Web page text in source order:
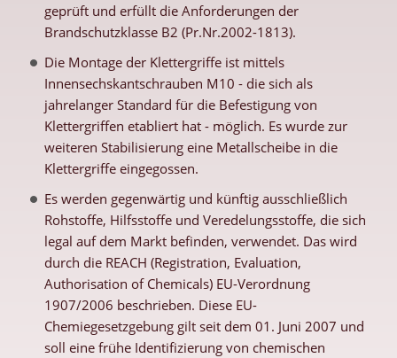
geprüft und erfüllt die Anforderungen der
Brandschutzklasse B2 (Pr.Nr.2002-1813).
Die Montage der Klettergriffe ist mittels
Innensechskantschrauben M10 - die sich als
jahrelanger Standard für die Befestigung von
Klettergriffen etabliert hat - möglich. Es wurde zur
weiteren Stabilisierung eine Metallscheibe in die
Klettergriffe eingegossen.
Es werden gegenwärtig und künftig ausschließlich
Rohstoffe, Hilfsstoffe und Veredelungsstoffe, die sich
legal auf dem Markt befinden, verwendet. Das wird
durch die REACH (Registration, Evaluation,
Authorisation of Chemicals) EU-Verordnung
1907/2006 beschrieben. Diese EU-
Chemiegesetzgebung gilt seit dem 01. Juni 2007 und
soll eine frühe Identifizierung von chemischen